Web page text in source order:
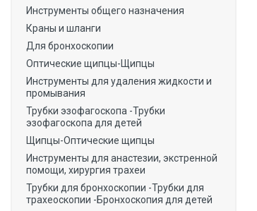
Инструменты общего назначения
Краны и шланги
Для бронхоскопии
Оптические щипцы-Щипцы
Инструменты для удаления жидкости и
промывания
Трубки эзофагоскопа -Трубки
эзофагоскопа для детей
Щипцы-Оптические щипцы
Инструменты для анастезии, экстренной
помощи, хирургия трахеи
Трубки для бронхоскопии -Трубки для
трахеоскопии -Бронхоскопия для детей